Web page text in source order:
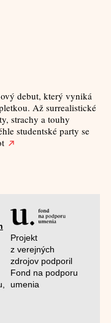
debut, který vyniká
Až surrealistické
strachy a touhy
studentské party se
Projekt
z verejných
zdrojov podporil
Fond na podporu
umenia